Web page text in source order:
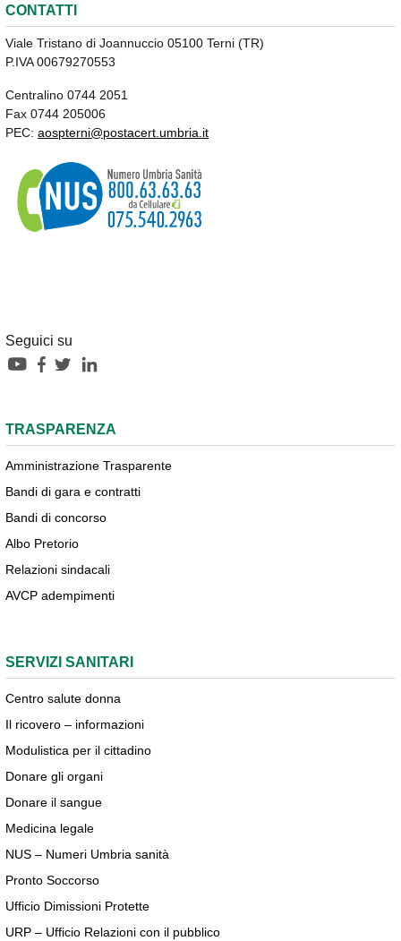
CONTATTI
Viale Tristano di Joannuccio 05100 Terni (TR)
P.IVA 00679270553
Centralino 0744 2051
Fax 0744 205006
PEC: aospterni@postacert.umbria.it
Seguici su
TRASPARENZA
Amministrazione Trasparente
Bandi di gara e contratti
Bandi di concorso
Albo Pretorio
Relazioni sindacali
AVCP adempimenti
SERVIZI SANITARI
Centro salute donna
Il ricovero – informazioni
Modulistica per il cittadino
Donare gli organi
Donare il sangue
Medicina legale
NUS – Numeri Umbria sanità
Pronto Soccorso
Ufficio Dimissioni Protette
URP – Ufficio Relazioni con il pubblico